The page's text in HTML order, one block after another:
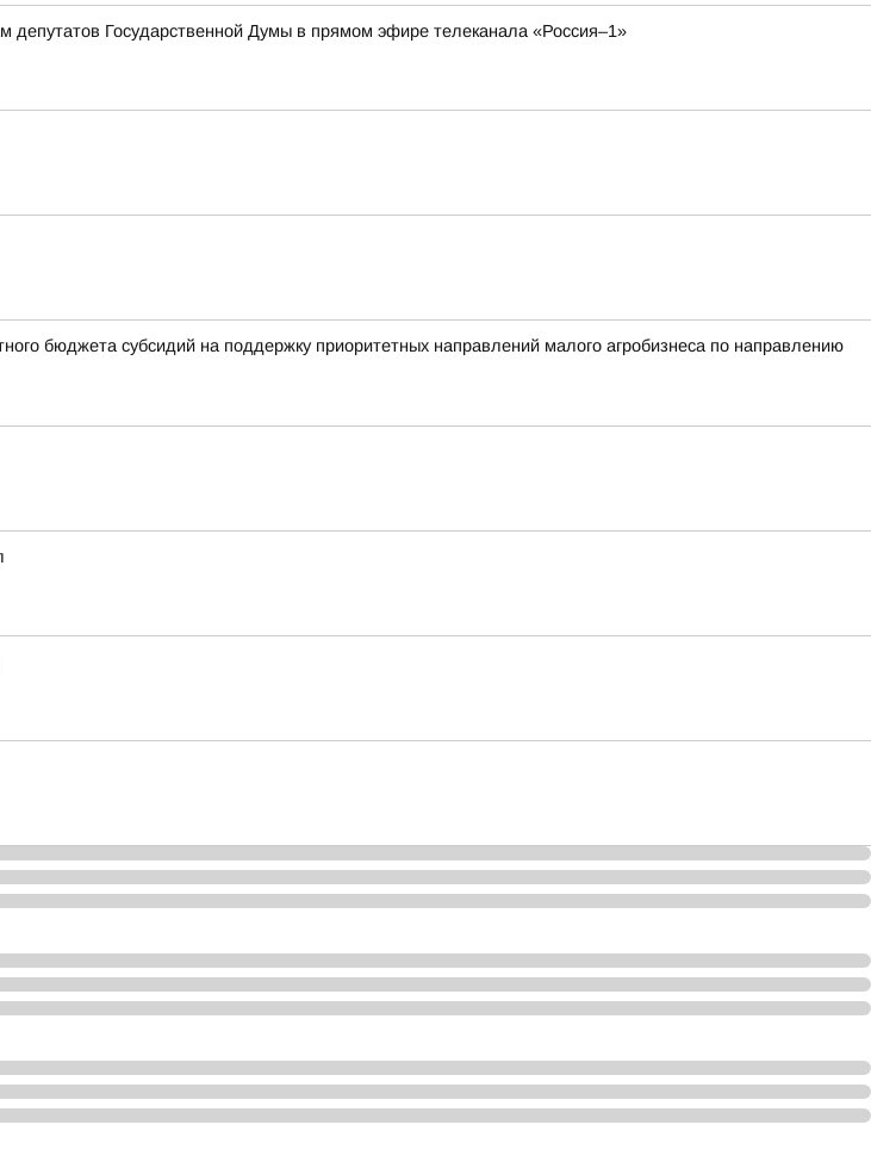
депутатов Государственной Думы в прямом эфире телеканала «Россия–1»
субсидий на поддержку приоритетных направлений малого агробизнеса по направлению